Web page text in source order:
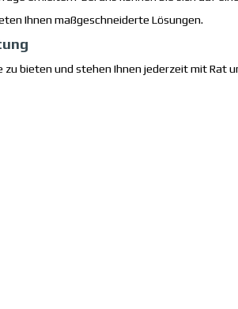
Ihnen maßgeschneiderte Lösungen.
bieten und stehen Ihnen jederzeit mit Rat